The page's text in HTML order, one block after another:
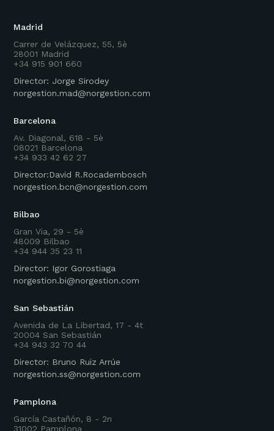
Madrid
Carrer de Velázquez, 55, 5è
28001 Madrid
+34 915 901 660
Director: Jorge Sirodey
norgestion.mad@norgestion.com
Barcelona
Av. Diagonal, 618 - 5è
08021 Barcelona
+34 933 42 62 27
Director:David R.Rocadembosch
norgestion.bcn@norgestion.com
Bilbao
Gran Via, 29 - 5è
48009 Bilbao
+34 944 35 23 11
Director: Igor Gorostiaga
norgestion.bi@norgestion.com
San Sebastián
Avenida de La Libertad, 17 - 4t
20004 San Sebastián
+34 943 32 70 44
Director: Bruno Ruiz Arrúe
norgestion.ss@norgestion.com
Pamplona
García Castañón, 8 - 2n
31002 Pamplona